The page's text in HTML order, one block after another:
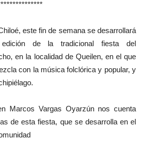
este fin de semana se desarrollará
edición de la tradicional fiesta del
en la localidad de Queilen, en el que
con la música folclórica y popular, y
Marcos Vargas Oyarzún nos cuenta
de esta fiesta, que se desarrolla en el